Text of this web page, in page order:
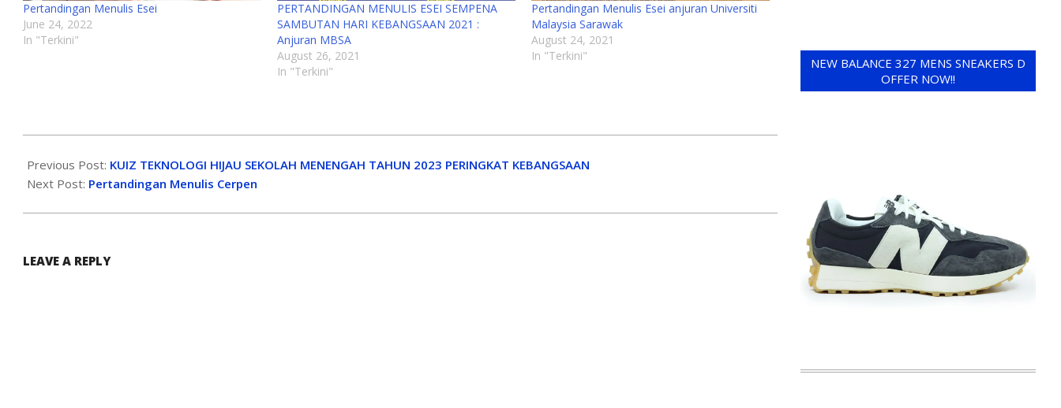
Pertandingan Menulis Esei
June 24, 2022
In "Terkini"
PERTANDINGAN MENULIS ESEI SEMPENA
SAMBUTAN HARI KEBANGSAAN 2021 :
Anjuran MBSA
August 26, 2021
In "Terkini"
Pertandingan Menulis Esei anjuran Universiti
Malaysia Sarawak
August 24, 2021
In "Terkini"
Previous Post: KUIZ TEKNOLOGI HIJAU SEKOLAH MENENGAH TAHUN 2023 PERINGKAT KEBANGSAAN
Next Post: Pertandingan Menulis Cerpen
LEAVE A REPLY
NEW BALANCE 327 MENS SNEAKERS D
OFFER NOW!!